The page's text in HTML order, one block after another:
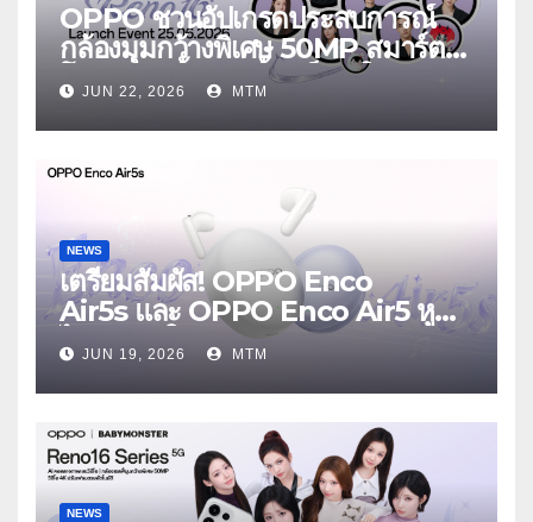
OPPO ชวนอัปเกรดประสบการณ์
กล้องมุมกว้างพิเศษ 50MP สมาร์ต
โฟนเพื่อนซี้ เทรนดี้ทุกช็อต ใน
งาน OPPO Reno16 Series 5G
Launch Event 25 มิถุนายนนี้
JUN 22, 2026 MTM
NEWS
เตรียมสัมผัส! OPPO Enco
Air5s และ OPPO Enco Air5 หูฟัง
ไร้สายรุ่นใหม่ล่าสุด มาพร้อมระบบ
ตัดเสียงรบกวน เบาสบายเหมือนไม่ได้
ใส่
JUN 19, 2026 MTM
NEWS